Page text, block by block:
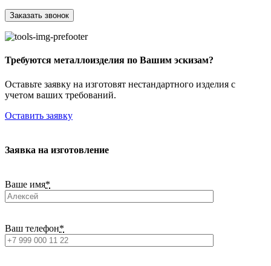
Требуются металлоизделия по Вашим эскизам?
Оставьте заявку на изготовят нестандартного изделия с
учетом ваших требований.
Оставить заявку
Заявка на изготовление
Ваше имя*
Ваш телефон*